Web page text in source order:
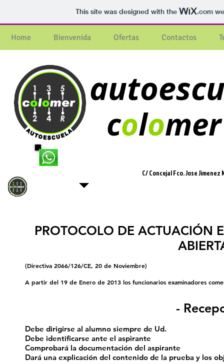
This site was designed with the .com
Home Bienvenida Ofertas Contactos
colomer
C/ Concejal Fco. Jose
PROTOCOLO DE ACTUACIÓN
(Directiva 2066/126/CE, 20 de Noviembre)
A partir del 19 de Enero de 2013 los funcionarios examinadores
-
Debe dirigirse al alumno siempre de Ud.
Debe identificarse ante el aspirante
Comprobará la documentación del aspirante
Dará una explicación del contenido de la prueba y los